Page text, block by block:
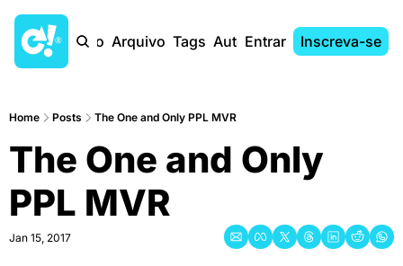
Início Arquivo Tags AutoresEntrar Inscreva-se
Home Posts The One and Only PPL MVR
The One and Only
PPL MVR
Jan 15, 2017